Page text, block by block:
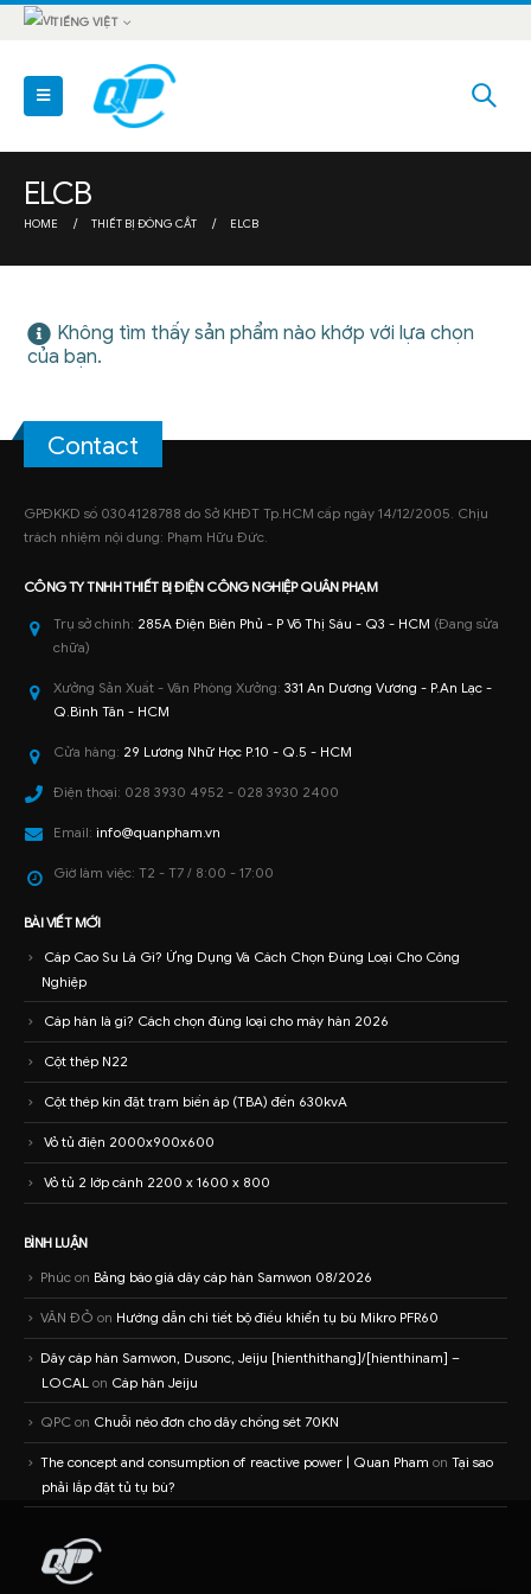
TIẾNG VIỆT
ELCB
HOME THIẾT BỊ ĐÓNG CẮT ELCB
Không tìm thấy sản phẩm nào khớp với lựa chọn
của bạn.
Contact
GPĐKKD số 0304128788 do Sở KHĐT Tp.HCM cấp ngày 14/12/2005. Chịu
trách nhiệm nội dung: Phạm Hữu Đức.
CÔNG TY TNHHTHIẾT BỊ ĐIỆN CÔNG NGHIỆPQUÂN PHẠM
Trụ sở chính: 285A Điện Biên Phủ - P Võ Thị Sáu - Q3 - HCM (Đang sửa
chữa)
Xưởng Sản Xuất - Văn Phòng Xưởng: 331 An Dương Vương - P.An Lạc -
Q.Bình Tân - HCM
Cửa hàng: 29 Lương Nhữ Học P.10 - Q.5 - HCM
Điện thoại: 028 3930 4952 - 028 3930 2400
Email: info@quanpham.vn
Giờ làm việc: T2 - T7 / 8:00 - 17:00
BÀI VIẾT MỚI
Cáp Cao Su Là Gì? Ứng Dụng Và Cách Chọn Đúng Loại Cho Công
Nghiệp
Cáp hàn là gì? Cách chọn đúng loại cho máy hàn 2026
Cột thép N22
Cột thép kín đặt trạm biến áp (TBA) đến 630kvA
Vỏ tủ điện 2000x900x600
Vỏ tủ 2 lớp cánh 2200 x 1600 x 800
BÌNH LUẬN
Phúc on Bảng báo giá dây cáp hàn Samwon 08/2026
VĂN ĐỎ on Hướng dẫn chi tiết bộ điều khiển tụ bù Mikro PFR60
Dây cáp hàn Samwon, Dusonc, Jeiju [hienthithang]/[hienthinam] –
LOCAL on Cáp hàn Jeiju
QPC on Chuỗi néo đơn cho dây chống sét 70KN
The concept and consumption of reactive power | Quan Pham on Tại sao
phải lắp đặt tủ tụ bù?